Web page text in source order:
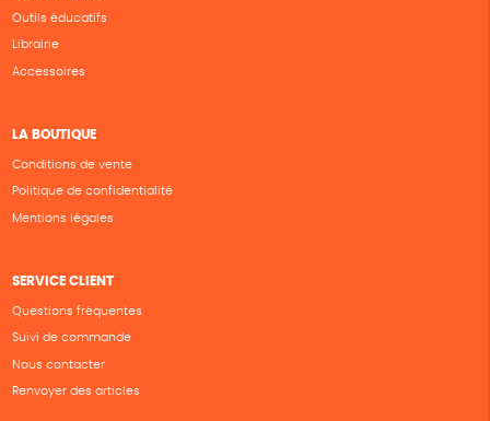
Outils éducatifs
Librairie
Accessoires
LA BOUTIQUE
Conditions de vente
Politique de confidentialité
Mentions légales
SERVICE CLIENT
Questions fréquentes
Suivi de commande
Nous contacter
Renvoyer des articles